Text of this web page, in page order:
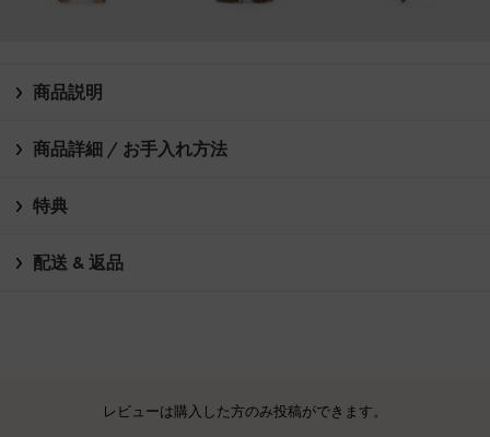
商品説明
商品詳細 / お手入れ方法
特典
配送 & 返品
レビューは購入した方のみ投稿ができます。